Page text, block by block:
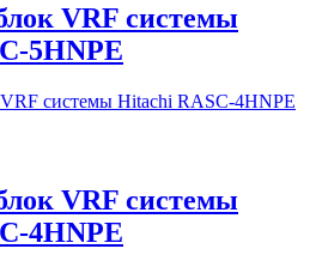
VRF системы
5HNPE
VRF системы
4HNPE